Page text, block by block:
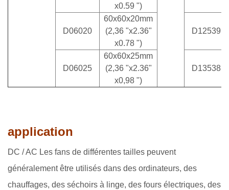
x0.59 ")
D06020
60x60x20mm
(2,36 "x2.36"
x0.78 ")
D12539
D06025
60x60x25mm
(2,36 "x2.36"
x0,98 ")
D13538
application
DC / AC Les fans de différentes tailles peuvent
généralement être utilisés dans des ordinateurs, des
chauffages, des séchoirs à linge, des fours électriques, des